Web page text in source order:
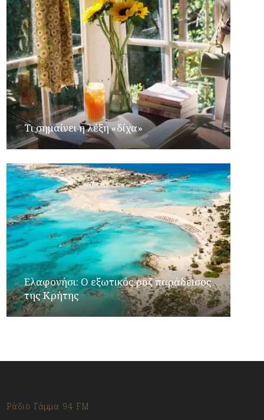
Τι σημαίνει η λέξη «δίχα»
Ελαφονήσι: Ο εξωτικός ροζ παράδεισος
της Κρήτης
Ράδιο Γάμμα 94 FM